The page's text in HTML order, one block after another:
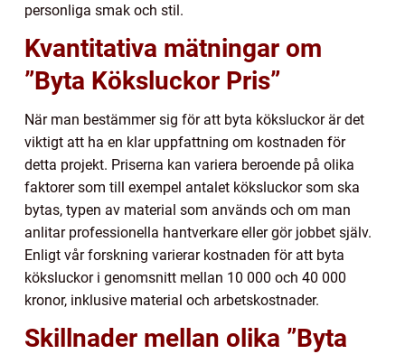
personliga smak och stil.
Kvantitativa mätningar om
”Byta Köksluckor Pris”
När man bestämmer sig för att byta köksluckor är det
viktigt att ha en klar uppfattning om kostnaden för
detta projekt. Priserna kan variera beroende på olika
faktorer som till exempel antalet köksluckor som ska
bytas, typen av material som används och om man
anlitar professionella hantverkare eller gör jobbet själv.
Enligt vår forskning varierar kostnaden för att byta
köksluckor i genomsnitt mellan 10 000 och 40 000
kronor, inklusive material och arbetskostnader.
Skillnader mellan olika ”Byta